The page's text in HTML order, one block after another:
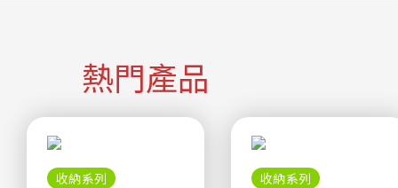
熱門產品
收納系列 收納系列